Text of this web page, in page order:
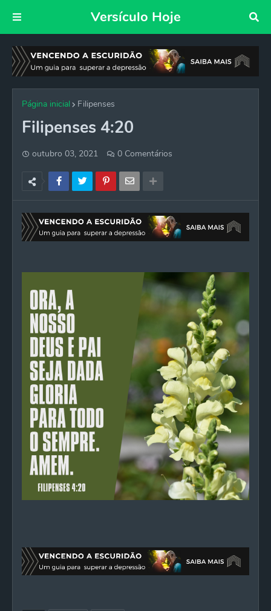
Versículo Hoje
Página inicial Filipenses
Filipenses 4:20
outubro 03, 2021 0 Comentários